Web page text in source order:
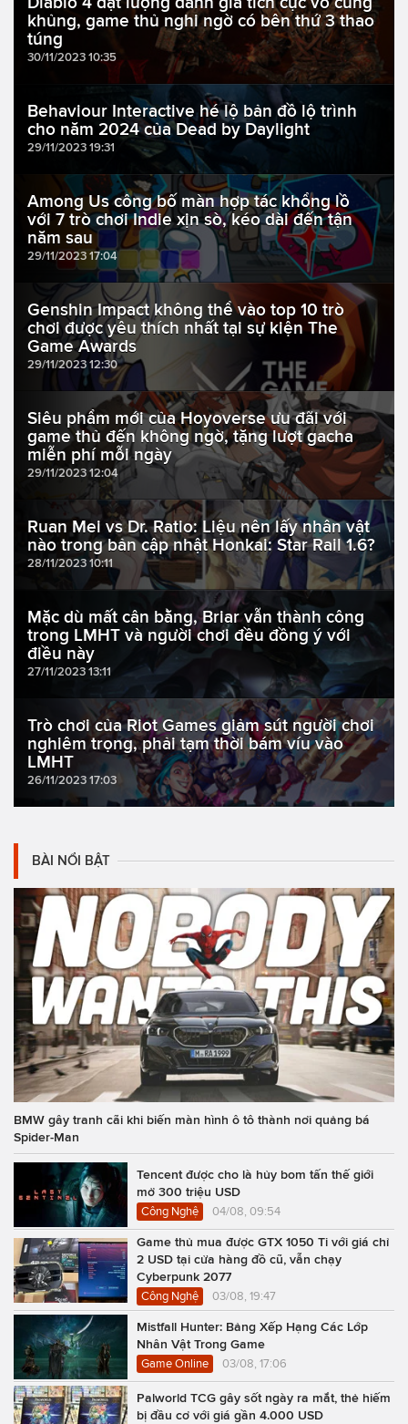
khủng, game thủ nghi ngờ có bên thứ 3 thao
túng
30/11/2023 10:35
Behaviour Interactive hé lộ bản đồ lộ trình
cho năm 2024 của Dead by Daylight
29/11/2023 19:31
Among Us công bố màn hợp tác khổng lồ
với 7 trò chơi Indie xịn sò, kéo dài đến tận
năm sau
29/11/2023 17:04
Genshin Impact không thể vào top 10 trò
chơi được yêu thích nhất tại sự kiện The
Game Awards
29/11/2023 12:30
Siêu phẩm mới của Hoyoverse ưu đãi với
game thủ đến không ngờ, tặng lượt gacha
miễn phí mỗi ngày
29/11/2023 12:04
Ruan Mei vs Dr. Ratio: Liệu nên lấy nhân vật
nào trong bản cập nhật Honkai: Star Rail 1.6?
28/11/2023 10:11
Mặc dù mất cân bằng, Briar vẫn thành công
trong LMHT và người chơi đều đồng ý với
điều này
27/11/2023 13:11
Trò chơi của Riot Games giảm sút người chơi
nghiêm trọng, phải tạm thời bám víu vào
LMHT
26/11/2023 17:03
BÀI NỔI BẬT
BMW gây tranh cãi khi biến màn hình ô tô thành nơi quảng bá
Spider-Man
Tencent được cho là hủy bom tấn thế giới
mở 300 triệu USD
Công Nghệ 04/08, 09:54
Game thủ mua được GTX 1050 Ti với giá chỉ
2 USD tại cửa hàng đồ cũ, vẫn chạy
Cyberpunk 2077
Công Nghệ 03/08, 19:47
Mistfall Hunter: Bảng Xếp Hạng Các Lớp
Nhân Vật Trong Game
Game Online 03/08, 17:06
Palworld TCG gây sốt ngày ra mắt, thẻ hiếm
bị đầu cơ với giá gần 4.000 USD